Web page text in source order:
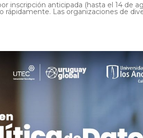
inscripción anticipada (hasta el 14 de
Las organizaciones de